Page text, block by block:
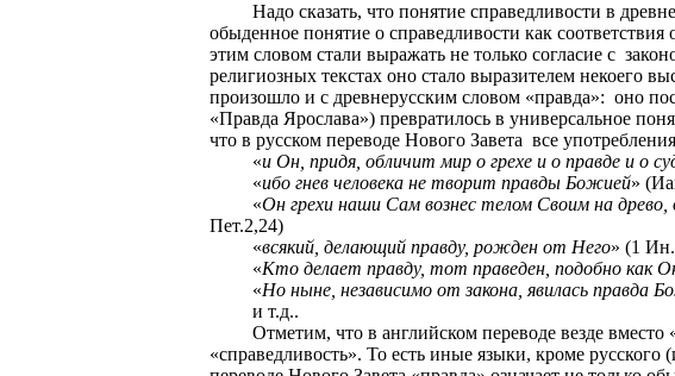
Надо сказать, что понятие справедливости в
обыденное понятие о справедливости как
этим словом стали выражать не только согласие с
религиозных текстах оно стало выразителем некоего
произошло и с древнерусским словом «правда»: ­ оно
«Правда Ярослава») превратилось в универсальное
что в русском переводе Нового Завета все
«и Он, придя, обличит мир о грехе и о правде и о
«ибо гнев человека не творит правды Божией»
«Он грехи наши Сам вознес телом Своим на
Пет.2,24)
«всякий, делающий правду, рожден от Него» (1
«Кто делает правду, тот праведен, подобно как
«Но ныне, независимо от закона, явилась правда
и т.д..
Отметим, что в английском переводе везде
«справедливость». То есть иные языки, кроме